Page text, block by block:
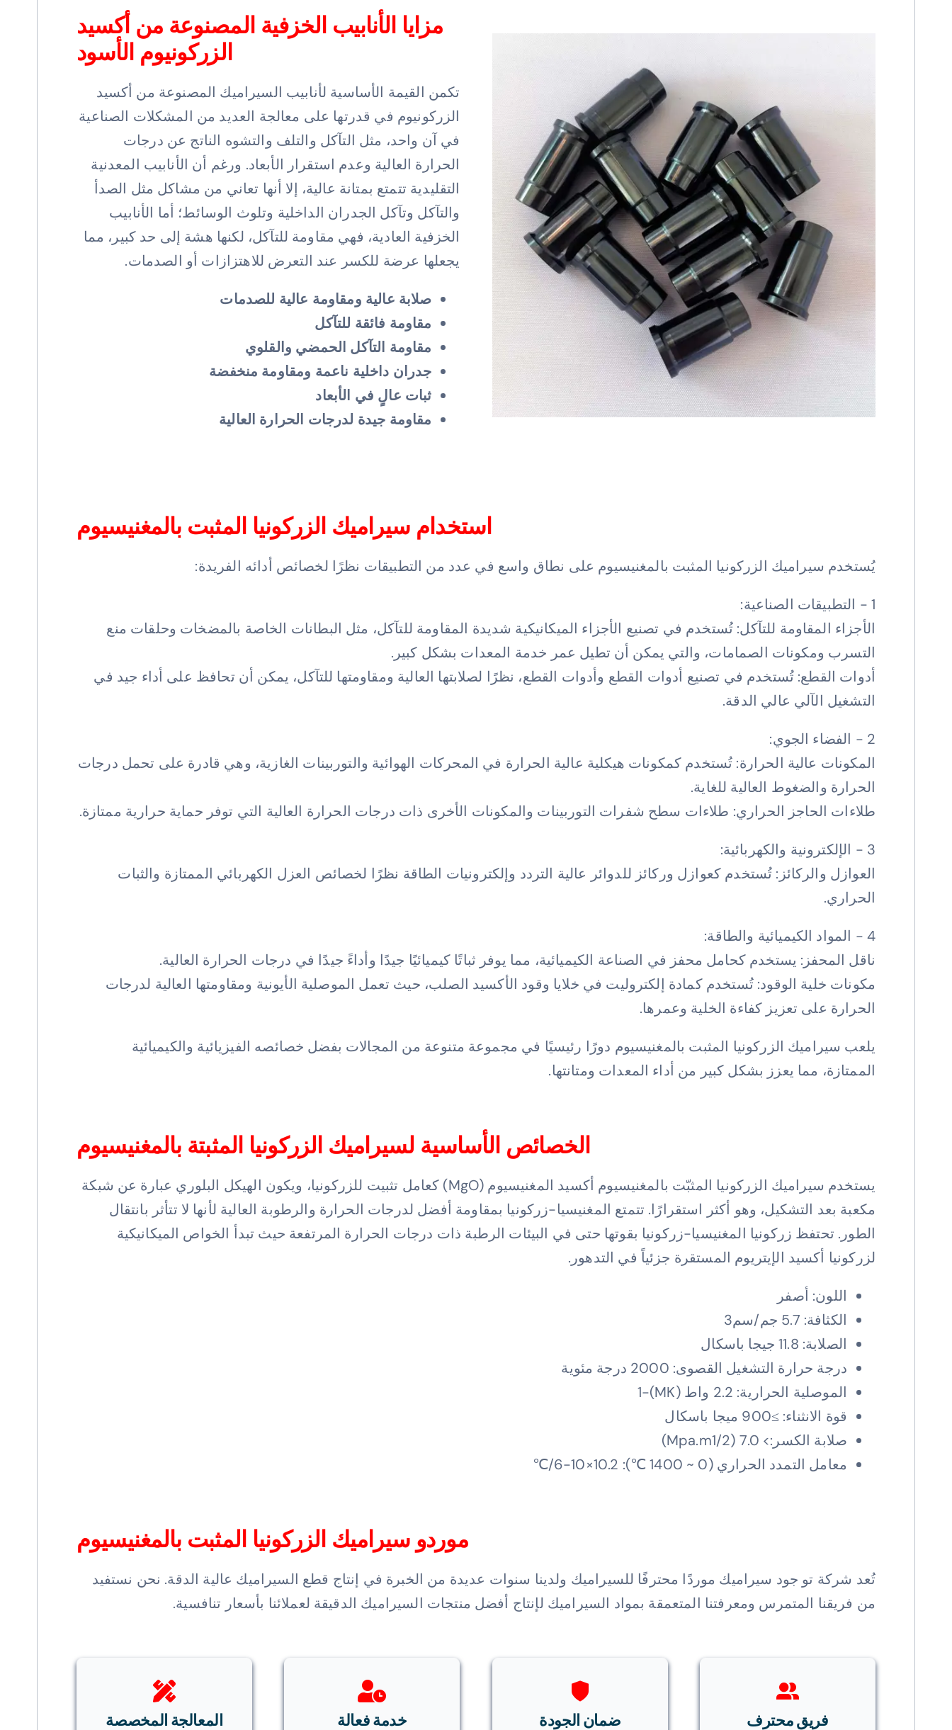
مزايا الأنابيب الخزفية المصنوعة من أكسيد
الزركونيوم الأسود
تكمن القيمة الأساسية لأنابيب السيراميك المصنوعة من أكسيد
الزركونيوم في قدرتها على معالجة العديد من المشكلات الصناعية
في آن واحد، مثل التآكل والتلف والتشوه الناتج عن درجات
الحرارة العالية وعدم استقرار الأبعاد. ورغم أن الأنابيب المعدنية
التقليدية تتمتع بمتانة عالية، إلا أنها تعاني من مشاكل مثل الصدأ
والتآكل وتآكل الجدران الداخلية وتلوث الوسائط؛ أما الأنابيب
الخزفية العادية، فهي مقاومة للتآكل، لكنها هشة إلى حد كبير، مما
يجعلها عرضة للكسر عند التعرض للاهتزازات أو الصدمات.
صلابة عالية ومقاومة عالية للصدمات
مقاومة فائقة للتآكل
مقاومة التآكل الحمضي والقلوي
جدران داخلية ناعمة ومقاومة منخفضة
ثبات عالٍ في الأبعاد
مقاومة جيدة لدرجات الحرارة العالية
استخدام سيراميك الزركونيا المثبت بالمغنيسيوم
يُستخدم سيراميك الزركونيا المثبت بالمغنيسيوم على نطاق واسع في عدد من التطبيقات نظرًا لخصائص أدائه الفريدة:
1 - التطبيقات الصناعية:
الأجزاء المقاومة للتآكل: تُستخدم في تصنيع الأجزاء الميكانيكية شديدة المقاومة للتآكل، مثل البطانات الخاصة بالمضخات وحلقات منع
التسرب ومكونات الصمامات، والتي يمكن أن تطيل عمر خدمة المعدات بشكل كبير.
أدوات القطع: تُستخدم في تصنيع أدوات القطع وأدوات القطع، نظرًا لصلابتها العالية ومقاومتها للتآكل، يمكن أن تحافظ على أداء جيد في
التشغيل الآلي عالي الدقة.
2 - الفضاء الجوي:
المكونات عالية الحرارة: تُستخدم كمكونات هيكلية عالية الحرارة في المحركات الهوائية والتوربينات الغازية، وهي قادرة على تحمل درجات
الحرارة والضغوط العالية للغاية.
طلاءات الحاجز الحراري: طلاءات سطح شفرات التوربينات والمكونات الأخرى ذات درجات الحرارة العالية التي توفر حماية حرارية ممتازة.
3 - الإلكترونية والكهربائية:
العوازل والركائز: تُستخدم كعوازل وركائز للدوائر عالية التردد وإلكترونيات الطاقة نظرًا لخصائص العزل الكهربائي الممتازة والثبات
الحراري.
4 - المواد الكيميائية والطاقة:
ناقل المحفز: يستخدم كحامل محفز في الصناعة الكيميائية، مما يوفر ثباتًا كيميائيًا جيدًا وأداءً جيدًا في درجات الحرارة العالية.
مكونات خلية الوقود: تُستخدم كمادة إلكتروليت في خلايا وقود الأكسيد الصلب، حيث تعمل الموصلية الأيونية ومقاومتها العالية لدرجات
الحرارة على تعزيز كفاءة الخلية وعمرها.
يلعب سيراميك الزركونيا المثبت بالمغنيسيوم دورًا رئيسيًا في مجموعة متنوعة من المجالات بفضل خصائصه الفيزيائية والكيميائية
الممتازة، مما يعزز بشكل كبير من أداء المعدات ومتانتها.
الخصائص الأساسية لسيراميك الزركونيا المثبتة بالمغنيسيوم
يستخدم سيراميك الزركونيا المثبّت بالمغنيسيوم أكسيد المغنيسيوم (MgO) كعامل تثبيت للزركونيا، ويكون الهيكل البلوري عبارة عن شبكة
مكعبة بعد التشكيل، وهو أكثر استقرارًا. تتمتع المغنيسيا-زركونيا بمقاومة أفضل لدرجات الحرارة والرطوبة العالية لأنها لا تتأثر بانتقال
الطور. تحتفظ زركونيا المغنيسيا-زركونيا بقوتها حتى في البيئات الرطبة ذات درجات الحرارة المرتفعة حيث تبدأ الخواص الميكانيكية
لزركونيا أكسيد الإيتريوم المستقرة جزئياً في التدهور.
اللون: أصفر
الكثافة: 5.7 جم/سم3
الصلابة: 11.8 جيجا باسكال
درجة حرارة التشغيل القصوى: 2000 درجة مئوية
الموصلية الحرارية: 2.2 واط (MK)-1
قوة الانثناء: ≥900 ميجا باسكال
صلابة الكسر:> 7.0 (Mpa.m1/2)
معامل التمدد الحراري (0 ~ 1400 ℃): 10.2×10-6/℃
موردو سيراميك الزركونيا المثبت بالمغنيسيوم
تُعد شركة تو جود سيراميك موردًا محترفًا للسيراميك ولدينا سنوات عديدة من الخبرة في إنتاج قطع السيراميك عالية الدقة. نحن نستفيد
من فريقنا المتمرس ومعرفتنا المتعمقة بمواد السيراميك لإنتاج أفضل منتجات السيراميك الدقيقة لعملائنا بأسعار تنافسية.
فريق محترف ضمان الجودة خدمة فعالة المعالجة المخصصة